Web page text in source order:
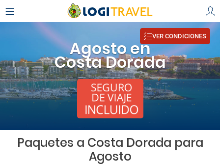
Agosto en
Costa Dorada
VER CONDICIONES
Paquetes a Costa Dorada para
Agosto